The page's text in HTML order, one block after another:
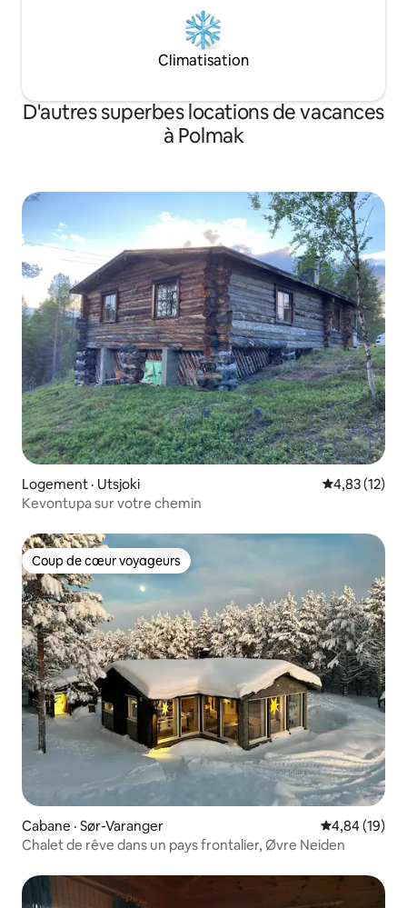
Climatisation
D'autres superbes locations de vacances
à Polmak
Logement · Utsjoki Note
4,83 (12)
Kevontupa sur votre chemin
Coup de cœur voyageurs
Coup de cœur voyageurs
Cabane · Sør-Varanger Note
4,84 (19)
Chalet de rêve dans un pays frontalier, Øvre Neiden